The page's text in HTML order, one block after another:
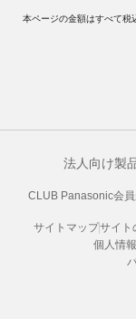
本ページの金額はすべて税
法人向け製
CLUB Panasonic会
サイトマップサイト
個人情